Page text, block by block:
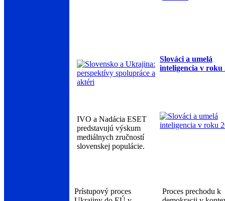
Slováci a umelá
inteligencia v roku
IVO a Nadácia ESET
predstavujú výskum
mediálnych zručností
slovenskej populácie.
Prístupový proces
Proces prechodu k